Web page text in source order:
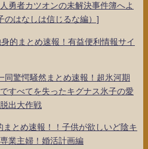
勇者カツオンの未解決事件簿へよ
のはなしは信じるな編）]
まとめ速報！有益便利情報サイ
同驚愕騒然まとめ速報！超氷河期
すべてを失ったキグナス氷子の愛
出大作戦
まとめ速報！！子供が欲しいど陰キ
業主婦！婚活計画編